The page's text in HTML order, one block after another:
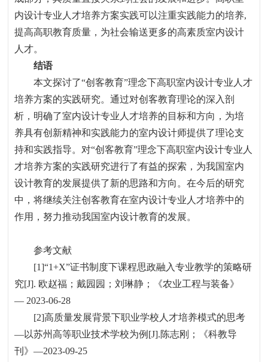
内设计专业人才培养方案实践可以注重实践能力的培养,
提高高职教育质量 ， 为社会输送更多的高素质室内设计
人才。
结语
本文探讨了“创客教育”理念下高职室内设计专业人才
培养方案的实践研究。通过对创客教育理论的深入剖
析，明确了室内设计专业人才培养的目标和方向，为培
养具有创新精神和实践能力的室内设计师提供了理论支
持和实践指导。对“创客教育”理念下高职室内设计专业人
才培养方案的实践研究进行了有益的探索，为我国室内
设计教育的发展提供了新的思路和方向。在今后的研究
中，将继续关注创客教育在室内设计专业人才培养中的
作用，努力推动我国室内设计教育的发展。
参考文献
[1]“1+X”证书制度下课程思政融入专业教学的策略研
究[J]. 欧赵福；戴园园；刘琳静；《农业工程与装备》
— 2023-06-28
[2]高质量发展背景下职业学校人才培养模式的思考
—以苏州高等职业技术学校为例 [J].陈志刚；《科教导
刊》—2023-09-25